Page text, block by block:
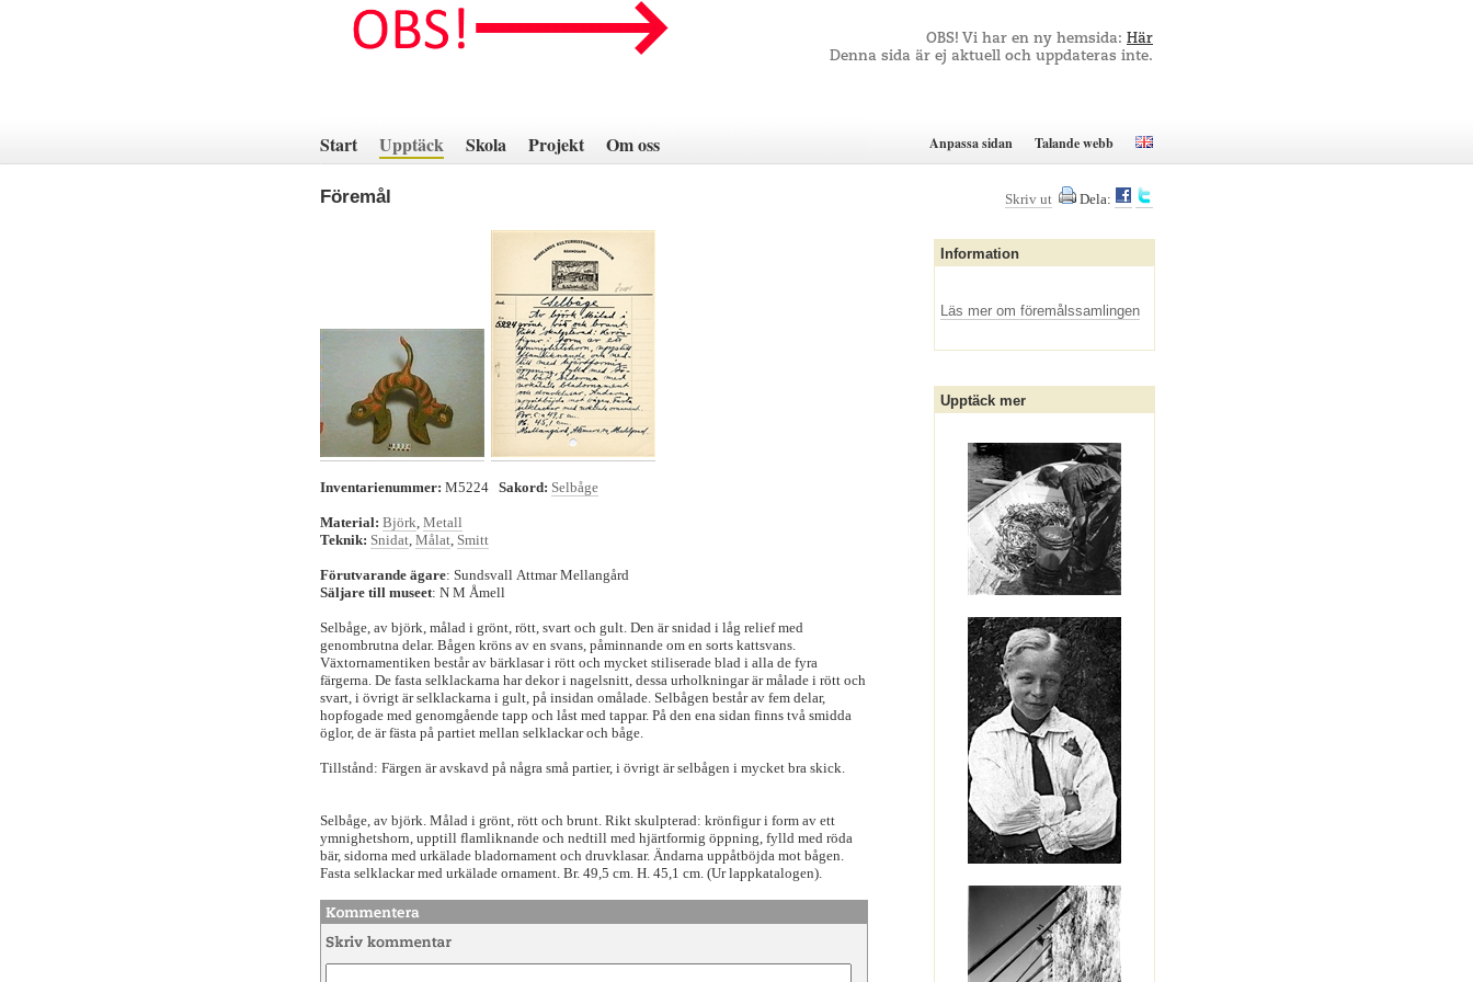
innehåll
OBS! Vi har en ny hemsida: Här
Denna sida är ej aktuell och uppdateras inte.
Start Upptäck Skola Projekt Om oss Anpassa sidan Talande webb
Föremål
Inventarienummer: M5224 Sakord: Selbåge
Material: Björk, Metall
Teknik: Snidat, Målat, Smitt
Förutvarande ägare: Sundsvall Attmar Mellangård
Säljare till museet: N M Åmell
Selbåge, av björk, målad i grönt, rött, svart och gult. Den är snidad i låg relief med
genombrutna delar. Bågen kröns av en svans, påminnande om en sorts kattsvans.
Växtornamentiken består av bärklasar i rött och mycket stiliserade blad i alla de fyra
färgerna. De fasta selklackarna har dekor i nagelsnitt, dessa urholkningar är målade i rött och
svart, i övrigt är selklackarna i gult, på insidan omålade. Selbågen består av fem delar,
hopfogade med genomgående tapp och låst med tappar. På den ena sidan finns två smidda
öglor, de är fästa på partiet mellan selklackar och båge.
Tillstånd: Färgen är avskavd på några små partier, i övrigt är selbågen i mycket bra skick.
Selbåge, av björk. Målad i grönt, rött och brunt. Rikt skulpterad: krönfigur i form av ett
ymnighetshorn, upptill flamliknande och nedtill med hjärtformig öppning, fylld med röda
bär, sidorna med urkälade bladornament och druvklasar. Ändarna uppåtböjda mot bågen.
Fasta selklackar med urkälade ornament. Br. 49,5 cm. H. 45,1 cm. (Ur lappkatalogen).
Skriv ut Dela:
Information
Läs mer om föremålssamlingen
Upptäck mer